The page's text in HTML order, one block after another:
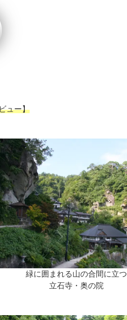
ュー】
緑に囲まれる山の合間に立つ
立石寺・奥の院